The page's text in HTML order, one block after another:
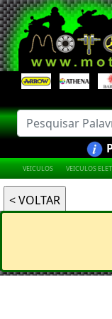
VEICULOS VEICULOS